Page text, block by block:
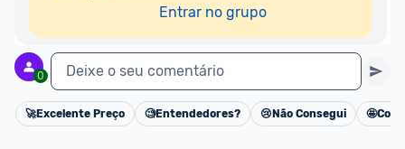
Entrar no grupo
0 Deixe o seu comentário
Cancelar
🚀Excelente Preço 🧐Entendedores? 😢 Não Consegui 🤩